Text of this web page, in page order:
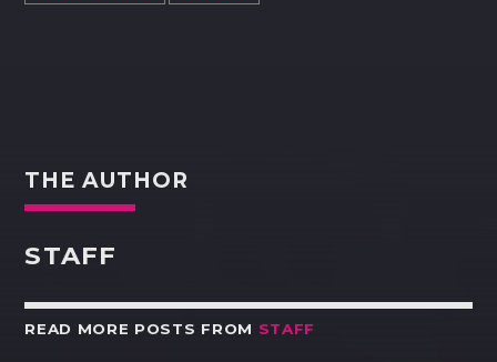
THE AUTHOR
STAFF
READ MORE POSTS FROM STAFF